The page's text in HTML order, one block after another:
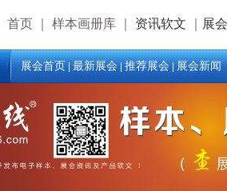
首页 样本画册库 资讯软文 展
展会首页|最新展会|推荐展会|展会新闻